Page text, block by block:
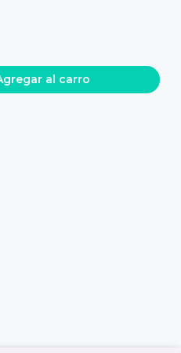
al carro